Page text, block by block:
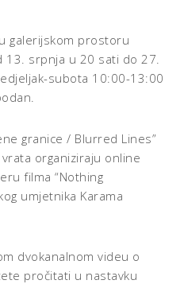
galerijskom prostoru
13. srpnja u 20 sati do 27.
subota 10:00-13:00
granice / Blurred Lines”
organiziraju online
filma “Nothing
umjetnika Karama
dvokanalnom videu o
pročitati u nastavku